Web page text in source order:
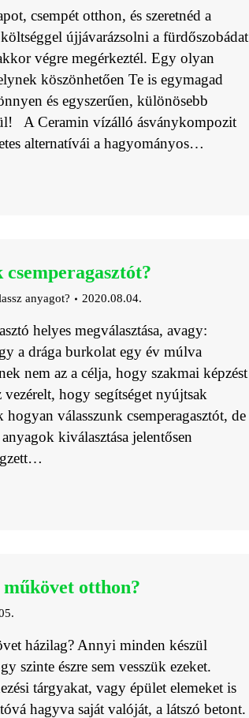
csempét otthon, és szeretnéd a
újjávarázsolni a fürdőszobádat
végre megérkeztél. Egy olyan
köszönhetően Te is egymagad
és egyszerűen, különösebb
A Ceramin vízálló ásványkompozit
alternatívái a hagyományos…
anyagot? 2020.08.04.
helyes megválasztása, avagy:
a drága burkolat egy év múlva
nem az a célja, hogy szakmai képzést
hogy segítséget nyújtsak
válasszunk csemperagasztót, de
kiválasztása jelentősen
otthon?
házilag? Annyi minden készül
szinte észre sem vesszük ezeket.
tárgyakat, vagy épület elemeket is
hagyva saját valóját, a látszó betont.